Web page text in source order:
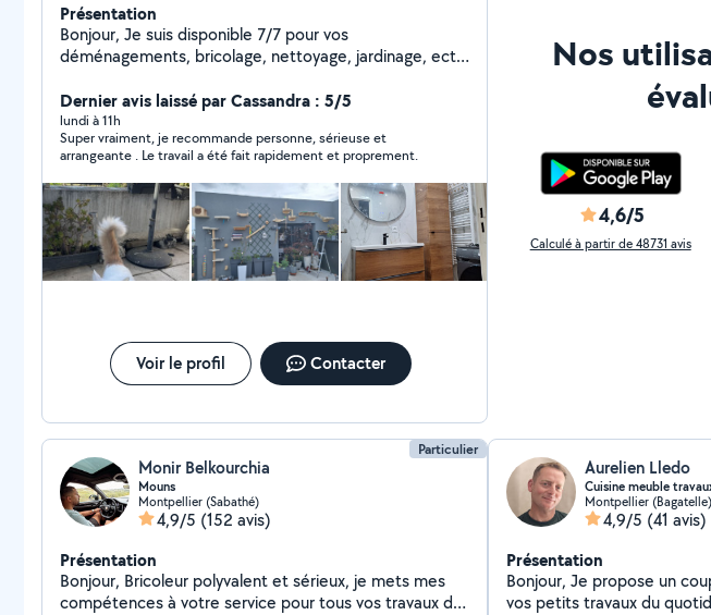
Présentation
Bonjour, Je suis disponible 7/7 pour vos
déménagements, bricolage, nettoyage, jardinage, ect
et au tâches quotidiennes. N'hésitez pas à me
contacter je vous répondrai.
Dernier avis laissé par Cassandra : 5/5
lundi à 11h
Super vraiment, je recommande personne, sérieuse et
arrangeante . Le travail a été fait rapidement et proprement.
Voir le profil Contacter
Nos
4,6/5
Calculé à partir de 48731 avis
Particulier
Monir Belkourchia
Mouns
Montpellier (Sabathé)
4,9/5 (152 avis)
Présentation
Bonjour, Bricoleur polyvalent et sérieux, je mets mes
compétences à votre service pour tous vos travaux du
Aurelien Lledo
Cuisine meuble
Montpellier (Bagatelle)
4,9/5 (41 avis)
Présentation
Bonjour, Je propose un coup de main occasionnel pour
vos petits travaux du